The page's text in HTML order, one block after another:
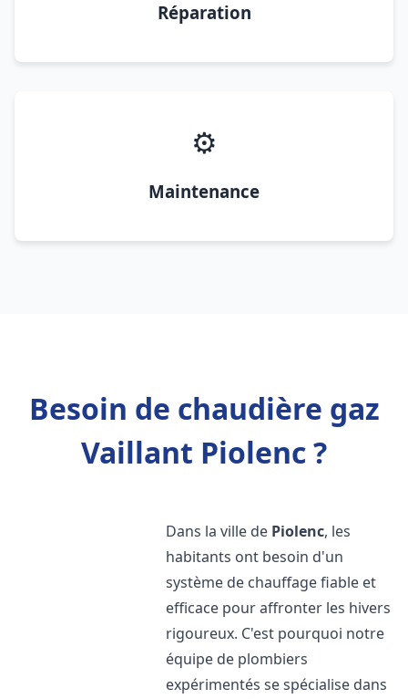
Réparation
⚙️
Maintenance
Besoin de chaudière gaz
Vaillant Piolenc ?
Dans la ville de Piolenc, les
habitants ont besoin d'un
système de chauffage fiable et
efficace pour affronter les hivers
rigoureux. C'est pourquoi notre
équipe de plombiers
expérimentés se spécialise dans